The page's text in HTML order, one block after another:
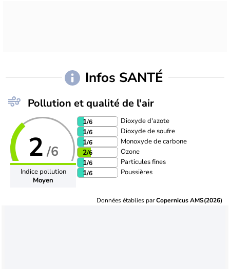
Infos SANTÉ
Pollution et qualité de l'air
2 /6
Indice pollution
Moyen
1/6 Dioxyde d'azote
1/6 Dioxyde de soufre
1/6 Monoxyde de carbone
2/6 Ozone
1/6 Particules fines
1/6 Poussières
Données établies parCopernicus AMS(2026)